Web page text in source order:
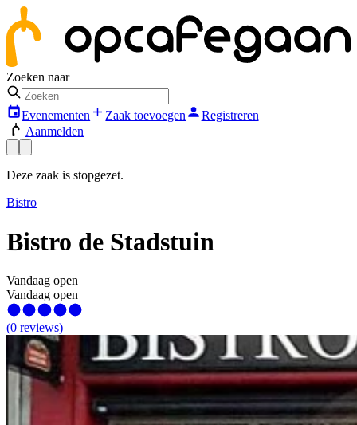
Zoeken naar
Evenementen Zaak toevoegen
Registreren
Aanmelden
Deze zaak is stopgezet.
Bistro
Bistro de Stadstuin
Vandaag open
Vandaag open
(0 reviews)